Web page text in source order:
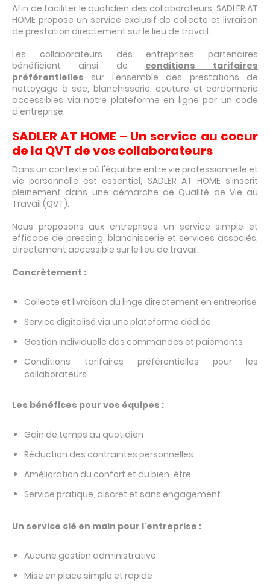
Afin de faciliter le quotidien des collaborateurs, SADLER AT
HOME propose un service exclusif de collecte et livraison
de prestation directement sur le lieu de travail.
Les collaborateurs des entreprises partenaires
bénéficient ainsi de
conditions tarifaires
préférentielles sur l'ensemble des prestations de
nettoyage à sec, blanchisserie, couture et cordonnerie
accessibles via notre plateforme en ligne par un code
d'entreprise.
SADLER AT HOME – Un service au coeur
de la QVT de vos collaborateurs
Dans un contexte où l'équilibre entre vie professionnelle et
vie personnelle est essentiel, SADLER AT HOME s'inscrit
pleinement dans une démarche de Qualité de Vie au
Travail (QVT).
Nous proposons aux entreprises un service simple et
efficace de pressing, blanchisserie et services associés,
directement accessible sur le lieu de travail.
Concrètement :
Collecte et livraison du linge directement en entreprise
Service digitalisé via une plateforme dédiée
Gestion individuelle des commandes et paiements
Conditions tarifaires préférentielles pour les
collaborateurs
Les bénéfices pour vos équipes :
Gain de temps au quotidien
Réduction des contraintes personnelles
Amélioration du confort et du bien-être
Service pratique, discret et sans engagement
Un service clé en main pour l'entreprise :
Aucune gestion administrative
Mise en place simple et rapide